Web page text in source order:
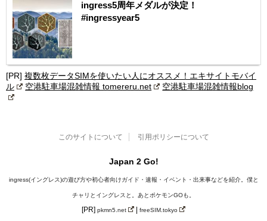
ingress5周年メダルが決定！
#ingressyear5
[PR] 複数枚データSIMを使いたい人にオススメ！エキサイトモバイ
ル
空港駐車場混雑情報 tomereru.net 空港駐車場混雑情報blog
このサイトについて 引用ポリシーについて
Japan 2 Go!
ingress(イングレス)の遊び方や初心者向けガイド・速報・イベント・出来事などを紹介。僕と
チャリとイングレスと。あとポケモンGOも。
[PR]pkmn5.net | freeSIM.tokyo